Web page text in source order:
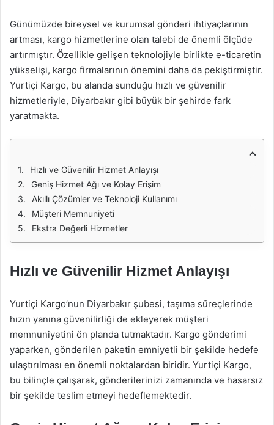
Günümüzde bireysel ve kurumsal gönderi ihtiyaçlarının
artması, kargo hizmetlerine olan talebi de önemli ölçüde
artırmıştır. Özellikle gelişen teknolojiyle birlikte e-ticaretin
yükselişi, kargo firmalarının önemini daha da pekiştirmiştir.
Yurtiçi Kargo, bu alanda sunduğu hızlı ve güvenilir
hizmetleriyle, Diyarbakır gibi büyük bir şehirde fark
yaratmakta.
Hızlı ve Güvenilir Hizmet Anlayışı
Geniş Hizmet Ağı ve Kolay Erişim
Akıllı Çözümler ve Teknoloji Kullanımı
Müşteri Memnuniyeti
Ekstra Değerli Hizmetler
Hızlı ve Güvenilir Hizmet Anlayışı
Yurtiçi Kargo’nun Diyarbakır şubesi, taşıma süreçlerinde
hızın yanına güvenilirliği de ekleyerek müşteri
memnuniyetini ön planda tutmaktadır. Kargo gönderimi
yaparken, gönderilen paketin emniyetli bir şekilde hedefe
ulaştırılması en önemli noktalardan biridir. Yurtiçi Kargo,
bu bilinçle çalışarak, gönderilerinizi zamanında ve hasarsız
bir şekilde teslim etmeyi hedeflemektedir.